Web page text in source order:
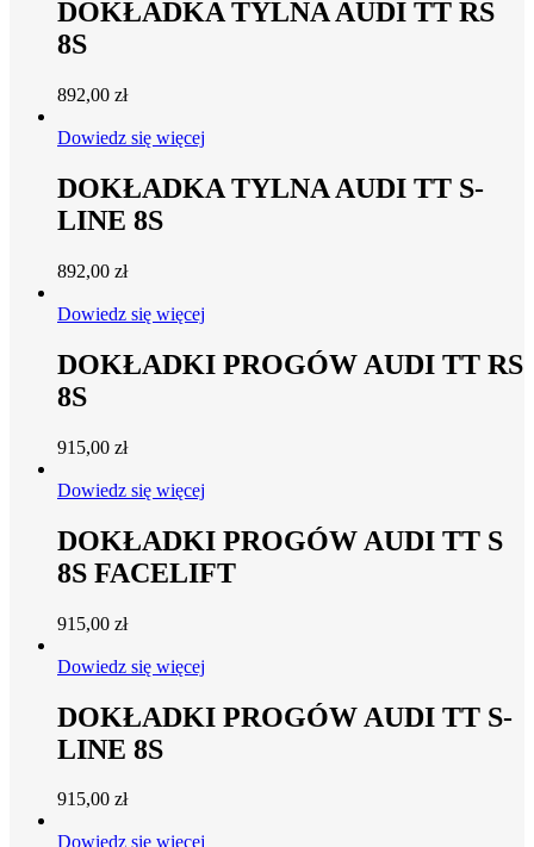
DOKŁADKA TYLNA AUDI TT RS
8S
892,00 zł
Dowiedz się więcej
DOKŁADKA TYLNA AUDI TT S-
LINE 8S
892,00 zł
Dowiedz się więcej
DOKŁADKI PROGÓW AUDI TT RS
8S
915,00 zł
Dowiedz się więcej
DOKŁADKI PROGÓW AUDI TT S
8S FACELIFT
915,00 zł
Dowiedz się więcej
DOKŁADKI PROGÓW AUDI TT S-
LINE 8S
915,00 zł
Dowiedz się więcej